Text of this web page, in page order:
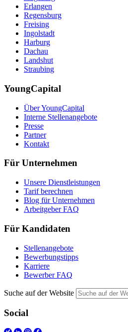
Erlangen
Regensburg
Freising
Ingolstadt
Harburg
Dachau
Landshut
Straubing
YoungCapital
Über YoungCapital
Interne Stellenangebote
Presse
Partner
Kontakt
Für Unternehmen
Unsere Dienstleistungen
Tarif berechnen
Blog für Unternehmen
Arbeitgeber FAQ
Für Kandidaten
Stellenangebote
Bewerbungstipps
Karriere
Bewerber FAQ
Suche auf der Website
Social